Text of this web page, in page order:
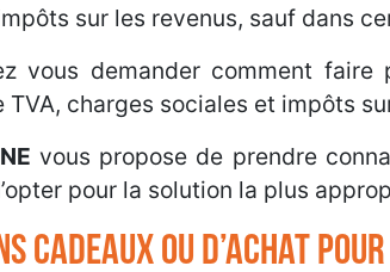
sur les revenus, sauf dans
vous demander comment
TVA, charges sociales et impôts
vous propose de prendre
pour la solution la plus
CADEAUX OU D’ACHAT